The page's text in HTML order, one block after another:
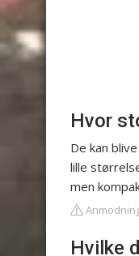
Hvor
De kan
lille
men
Hvilke